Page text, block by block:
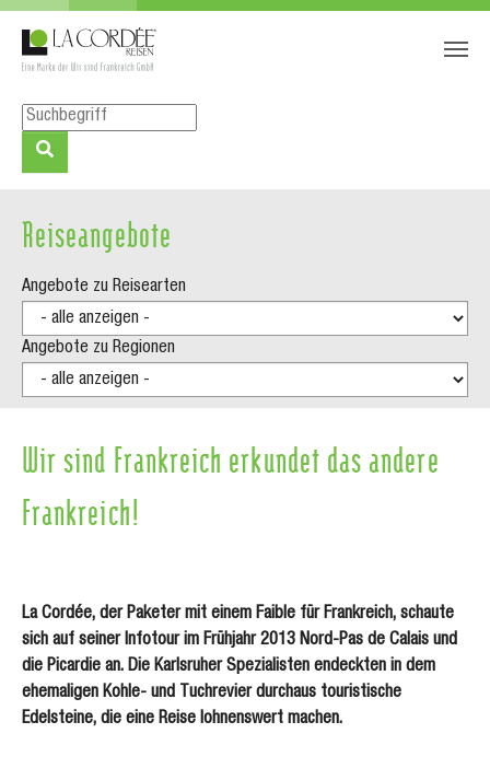
Zum Hauptinhalt springen
Skip to page footer
Reiseangebote
Angebote zu Reisearten
Angebote zu Regionen
Wir sind Frankreich erkundet das andere
Frankreich!
La Cordée, der Paketer mit einem Faible für Frankreich, schaute
sich auf seiner Infotour im Frühjahr 2013 Nord-Pas de Calais und
die Picardie an. Die Karlsruher Spezialisten endeckten in dem
ehemaligen Kohle- und Tuchrevier durchaus touristische
Edelsteine, die eine Reise lohnenswert machen.